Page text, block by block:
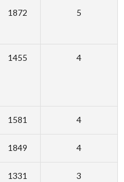
1872 5
1455 4
1581 4
1849 4
1331 3